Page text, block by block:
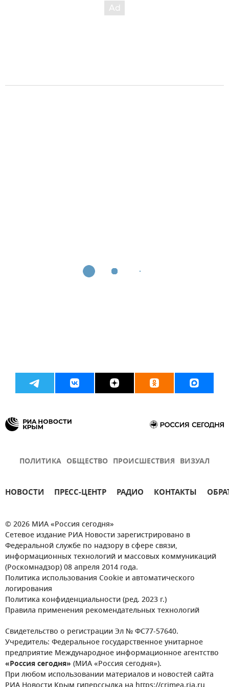
ПОЛИТИКА ОБЩЕСТВО ПРОИСШЕСТВИЯ ВИЗУАЛ
НОВОСТИ ПРЕСС-ЦЕНТР РАДИО КОНТАКТЫ
© 2026 МИА «Россия сегодня»
Сетевое издание РИА Новости зарегистрировано в
Федеральной службе по надзору в сфере связи,
информационных технологий и массовых коммуникаций
(Роскомнадзор) 08 апреля 2014 года.
Политика использования Cookie и автоматического
логирования
Политика конфиденциальности (ред. 2023 г.)
Правила применения рекомендательных технологий
Свидетельство о регистрации Эл № ФС77-57640.
Учредитель: Федеральное государственное унитарное
предприятие Международное информационное агентство
«Россия сегодня» (МИА «Россия сегодня»).
При любом использовании материалов и новостей сайта